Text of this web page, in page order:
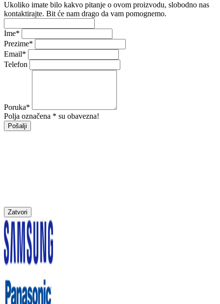
Ukoliko imate bilo kakvo pitanje o ovom proizvodu, slobodno nas
kontaktirajte. Bit će nam drago da vam pomognemo.
Ime*
Prezime*
Email*
Telefon
Poruka*
Polja označena * su obavezna!
Pošalji
Zatvori